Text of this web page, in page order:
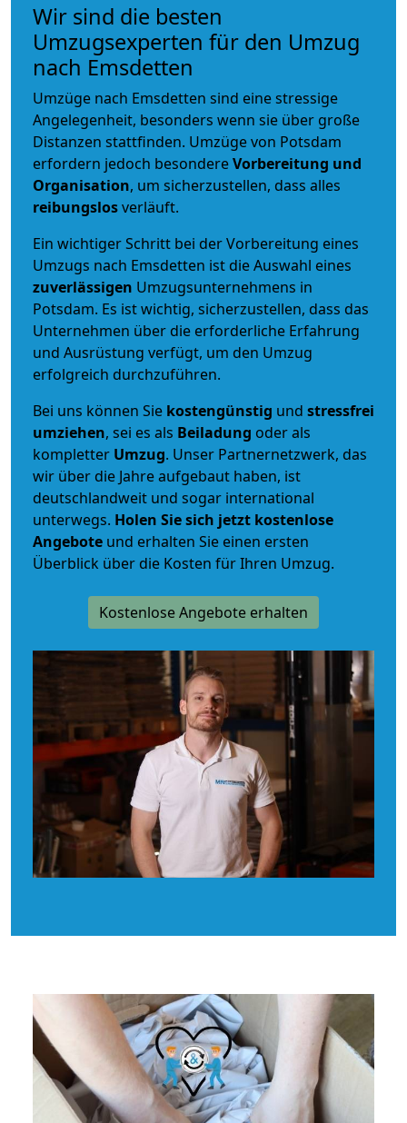
Wir sind die besten
Umzugsexperten für den Umzug
nach Emsdetten
Umzüge nach Emsdetten sind eine stressige
Angelegenheit, besonders wenn sie über große
Distanzen stattfinden. Umzüge von Potsdam
erfordern jedoch besondereVorbereitung und
Organisation, um sicherzustellen, dass alles
reibungslosverläuft.
Ein wichtiger Schritt bei der Vorbereitung eines
Umzugs nach Emsdetten ist die Auswahl eines
zuverlässigen Umzugsunternehmens in
Potsdam. Es ist wichtig, sicherzustellen, dass das
Unternehmen über die erforderliche Erfahrung
und Ausrüstung verfügt, um den Umzug
erfolgreich durchzuführen.
Bei uns können Sie kostengünstig und stressfrei
umziehen, sei es als Beiladung oder als
kompletter Umzug. Unser Partnernetzwerk, das
wir über die Jahre aufgebaut haben, ist
deutschlandweit und sogar international
unterwegs. Holen Sie sich jetzt kostenlose
Angebote und erhalten Sie einen ersten
Überblick über die Kosten für Ihren Umzug.
Kostenlose Angebote erhalten